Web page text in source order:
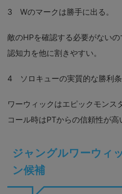
3 Wのマークは勝手に出る。
敵のHPを確認する必要がないの
認知力を他に割きやすい。
4 ソロキューの実質的な勝利条
ワーウィックはエピックモンス
コール時はPTからの信頼性が高
ジャングルワーウィ
ン候補